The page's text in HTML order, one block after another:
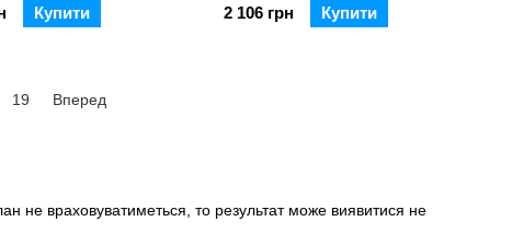
не враховуватиметься, то результат може виявитися не
Купити 2 106 грн Купити
19 Вперед